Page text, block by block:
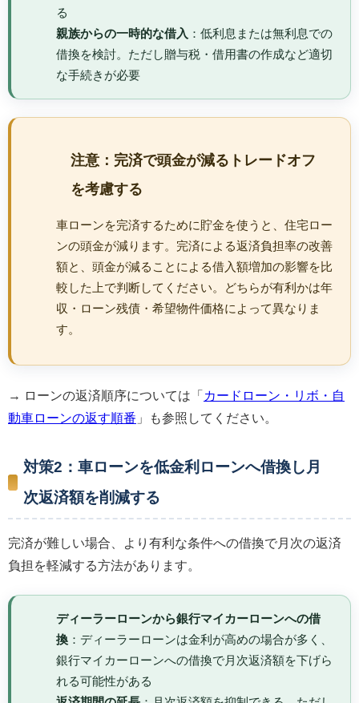
る
親族からの一時的な借入 ：低利息または無利息での
借換を検討。ただし贈与税・借用書の作成など適切
な手続きが必要
注意：完済で頭金が減るトレードオフ
を考慮する
車ローンを完済するために貯金を使うと、住宅ロー
ンの頭金が減ります。完済による返済負担率の改善
額と、頭金が減ることによる借入額増加の影響を比
較した上で判断してください。どちらが有利かは年
収・ローン残債・希望物件価格によって異なりま
す。
→ ローンの返済順序については「 カードローン・リボ・自
動車ローンの返す順番 」も参照してください。
対策2：車ローンを低金利ローンへ借換し月
次返済額を削減する
完済が難しい場合、より有利な条件への借換で月次の返済
負担を軽減する方法があります。
ディーラーローンから銀行マイカーローンへの借
換 ：ディーラーローンは金利が高めの場合が多く、
銀行マイカーローンへの借換で月次返済額を下げら
れる可能性がある